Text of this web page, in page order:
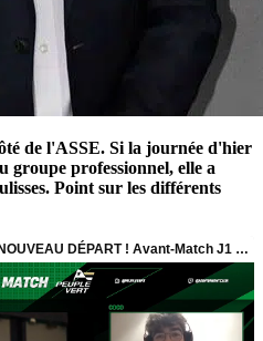
de l'ASSE. Si la journée d'hier
groupe professionnel, elle a
Point sur les différents